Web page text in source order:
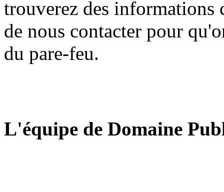
trouverez des informations
de nous contacter pour
du pare-feu.
L'équipe de Domaine